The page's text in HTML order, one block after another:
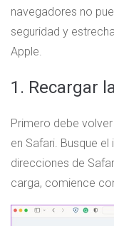
navegadores no
seguridad y
Apple.
1. Recargar
Primero debe
en Safari. Busque
direcciones de
carga, comience